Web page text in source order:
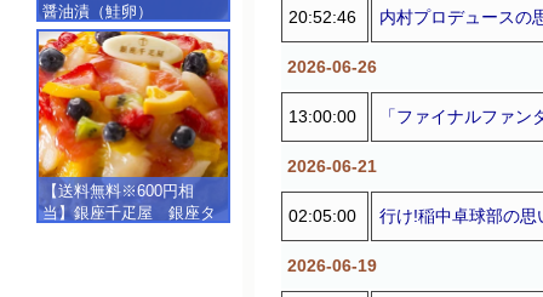
醤油漬（鮭卵）
【500g（250g×2）】
【送料無料※600円相
当】銀座千疋屋 銀座タ
20:52:46 内村プロデュースの
2026-06-26
13:00:00 「ファイナルファ
2026-06-21
02:05:00 行け!稲中卓球部の
2026-06-19